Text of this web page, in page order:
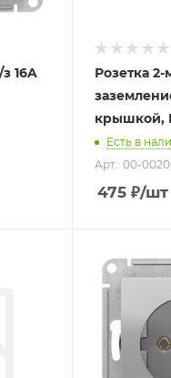
16A
Розетка 2-
крышкой,
Есть в
Арт.: 00-
475 ₽/шт